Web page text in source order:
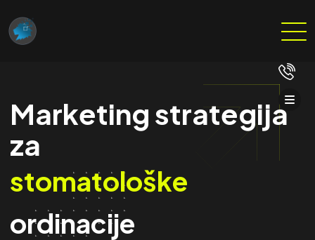
Marketing strategija
za
stomatološke
ordinacije